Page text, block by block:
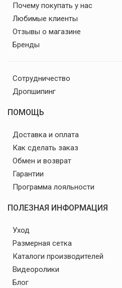
Почему покупать у нас
Любимые клиенты
Отзывы о магазине
Бренды
Сотрудничество
Дропшипинг
ПОМОЩЬ
Доставка и оплата
Как сделать заказ
Обмен и возврат
Гарантии
Программа лояльности
ПОЛЕЗНАЯ ИНФОРМАЦИЯ
Уход
Размерная сетка
Каталоги производителей
Видеоролики
Блог